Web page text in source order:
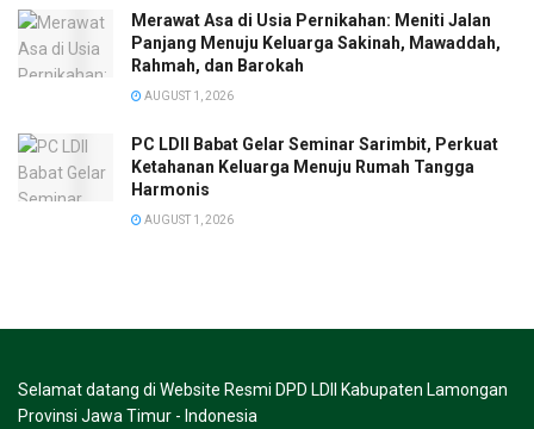
Merawat Asa di Usia Pernikahan: Meniti Jalan
Panjang Menuju Keluarga Sakinah, Mawaddah,
Rahmah, dan Barokah
AUGUST 1, 2026
PC LDII Babat Gelar Seminar Sarimbit, Perkuat
Ketahanan Keluarga Menuju Rumah Tangga
Harmonis
AUGUST 1, 2026
Selamat datang di Website Resmi DPD LDII Kabupaten Lamongan
Provinsi Jawa Timur - Indonesia